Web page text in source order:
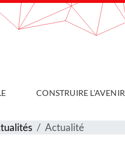
cookies
CONSTRUIRE L'AVENIR
Actualité